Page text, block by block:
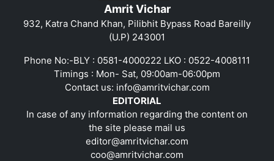
Amrit Vichar
932, Katra Chand Khan, Pilibhit Bypass Road Bareilly
(U.P) 243001
Phone No:-BLY : 0581-4000222 LKO : 0522-4008111
Timings : Mon- Sat, 09:00am-06:00pm
Contact us: info@amritvichar.com
EDITORIAL
In case of any information regarding the content on
the site please mail us
editor@amritvichar.com
coo@amritvichar.com